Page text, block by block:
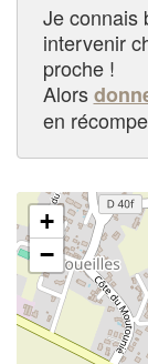
Je connais
intervenir
proche !
Alors
en
+
−